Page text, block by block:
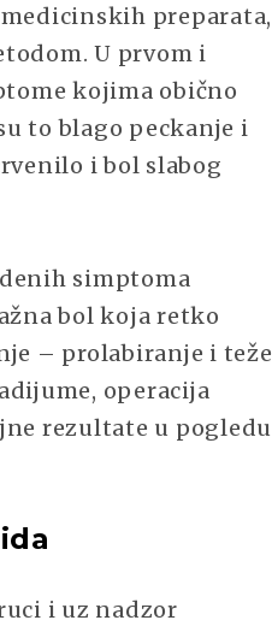
preparata,
U prvom i
kojima obično
to blago peckanje i
i bol slabog
simptoma
bol koja retko
– prolabiranje i teže
operacija
rezultate u pogledu
i uz nadzor